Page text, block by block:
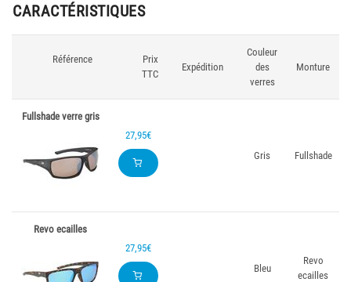
CARACTÉRISTIQUES
Référence
Prix
TTC
Expédition
Couleur
des
verres
Monture
Fullshade verre gris
27,95€
Gris
Fullshade
Revo ecailles
27,95€
Bleu
Revo
ecailles